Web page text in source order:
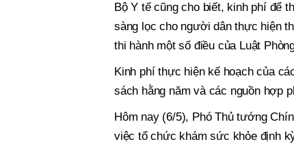
Bộ Y tế cũng cho biết, kinh phí để
sàng lọc cho người dân thực hiện
thi hành một số điều của Luật
Kinh phí thực hiện kế hoạch của
sách hằng năm và các nguồn hợp
Hôm nay (6/5), Phó Thủ tướng
việc tổ chức khám sức khỏe định